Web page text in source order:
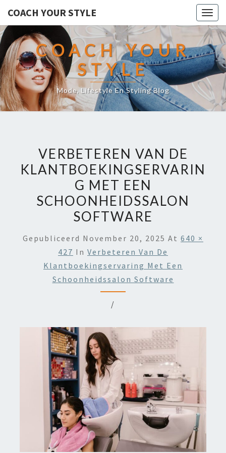
COACH YOUR STYLE
COACH YOUR
STYLE
Mode, Lifestyle En Styling Blog
VERBETEREN VAN DE
KLANTBOEKINGSERVARIN
G MET EEN
SCHOONHEIDSSALON
SOFTWARE
Gepubliceerd November 20, 2025 At 640 ×
427 In Verbeteren Van De
Klantboekingservaring Met Een
Schoonheidssalon Software
/